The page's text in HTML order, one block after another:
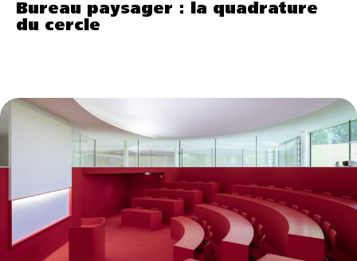
Bureau paysager : la quadrature
du cercle